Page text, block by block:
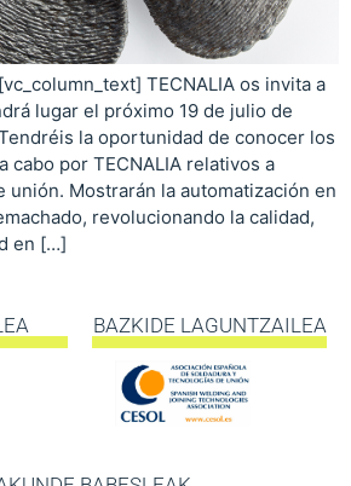
TECNALIA os invita a
lugar el próximo 19 de julio de
la oportunidad de conocer los
cabo por TECNALIA relativos a
Mostrarán la automatización en
revolucionando la calidad,
en […]
BAZKIDE LAGUNTZAILEA